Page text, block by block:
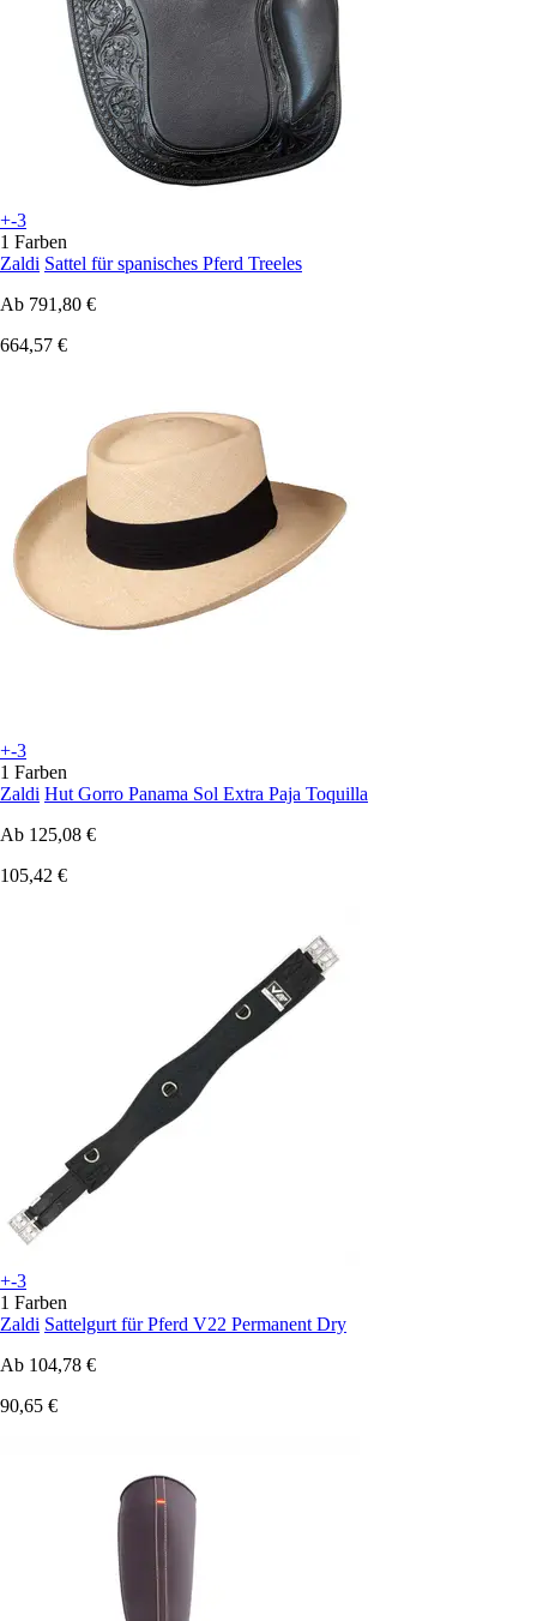
+-3
1 Farben
Zaldi Sattel für spanisches Pferd Treeles
Ab 791,80 €
664,57 €
+-3
1 Farben
Zaldi Hut Gorro Panama Sol Extra Paja Toquilla
Ab 125,08 €
105,42 €
+-3
1 Farben
Zaldi Sattelgurt für Pferd V22 Permanent Dry
Ab 104,78 €
90,65 €